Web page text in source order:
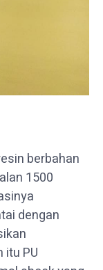
berbahan
1500
dengan
itu PU